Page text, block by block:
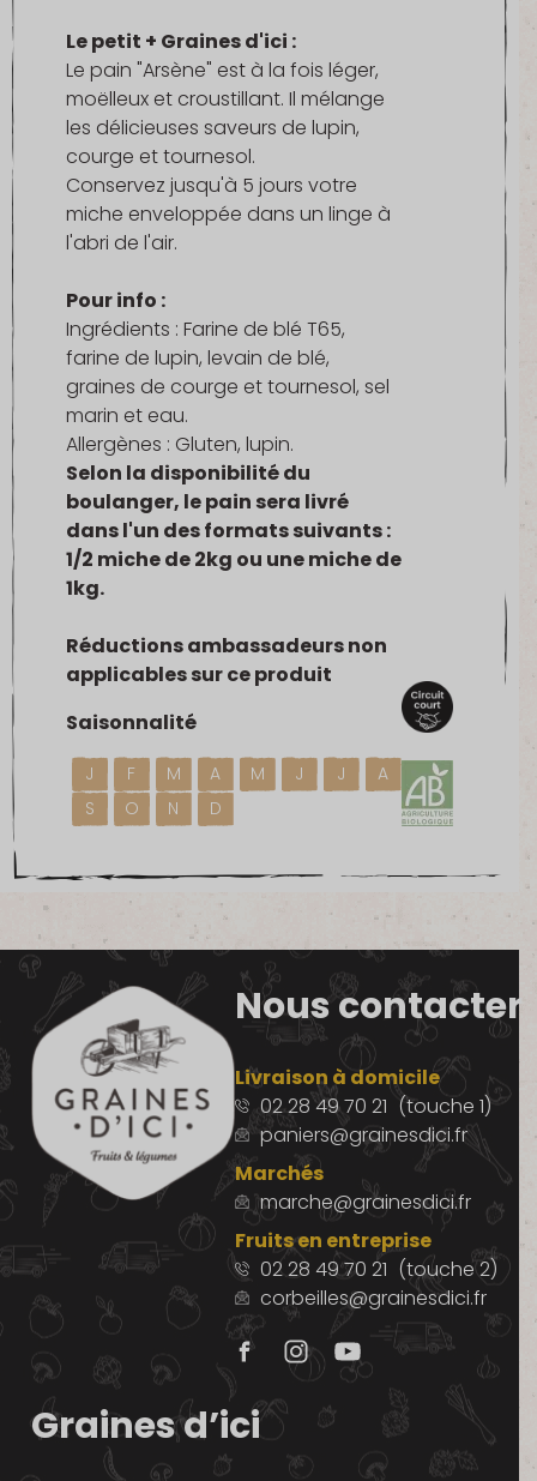
Le petit + Graines d'ici :
Le pain "Arsène" est à la fois léger,
moëlleux et croustillant. Il mélange
les délicieuses saveurs de lupin,
courge et tournesol.
Conservez jusqu'à 5 jours votre
miche enveloppée dans un linge à
l'abri de l'air.
Pour info :
Ingrédients : Farine de blé T65,
farine de lupin, levain de blé,
graines de courge et tournesol, sel
marin et eau.
Allergènes : Gluten, lupin.
Selon la disponibilité du
boulanger, le pain sera livré
dans l'un des formats suivants :
1/2 miche de 2kg ou une miche de
1kg.
Réductions ambassadeurs non
applicables sur ce produit
Saisonnalité
J F M A M J J
A
S
O N D
Nous contacter
Livraison à domicile
02 28 49 70 21 (touche 1)
paniers@grainesdici.fr
Marchés
marche@grainesdici.fr
Fruits en entreprise
02 28 49 70 21 (touche 2)
corbeilles@grainesdici.fr
Graines d’ici